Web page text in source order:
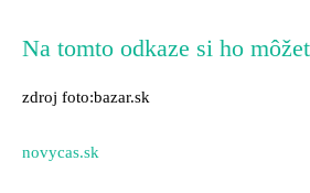
Na tomto odkaze si ho
zdroj foto:bazar.sk
novycas.sk